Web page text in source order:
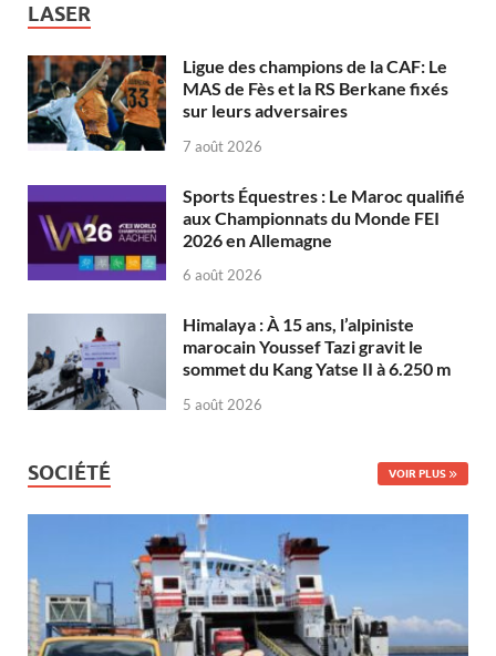
LASER
Ligue des champions de la CAF: Le
MAS de Fès et la RS Berkane fixés
sur leurs adversaires
7 août 2026
Sports Équestres : Le Maroc qualifié
aux Championnats du Monde FEI
2026 en Allemagne
6 août 2026
Himalaya : À 15 ans, l’alpiniste
marocain Youssef Tazi gravit le
sommet du Kang Yatse II à 6.250 m
5 août 2026
SOCIÉTÉ VOIR PLUS